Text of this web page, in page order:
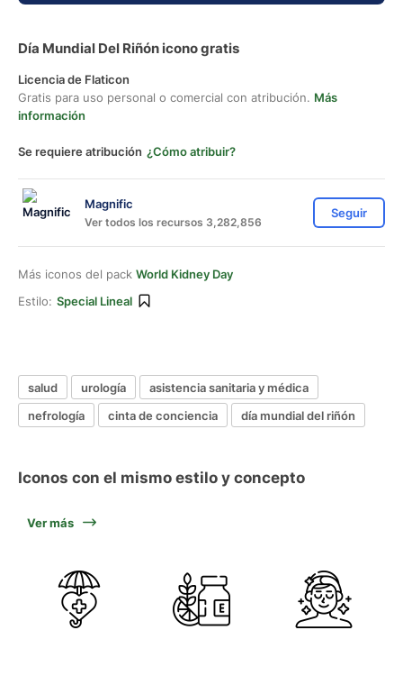
Día Mundial Del Riñón icono gratis
Licencia de Flaticon
Gratis para uso personal o comercial con atribución. Más
información
Se requiere atribución ¿Cómo atribuir?
Magnific
Ver todos los recursos 3,282,856
Seguir
Más iconos del pack World Kidney Day
Estilo: Special Lineal
salud urología
asistencia sanitaria y médica
nefrología
cinta de conciencia día mundial del riñón
Iconos con el mismo estilo y concepto
Ver más